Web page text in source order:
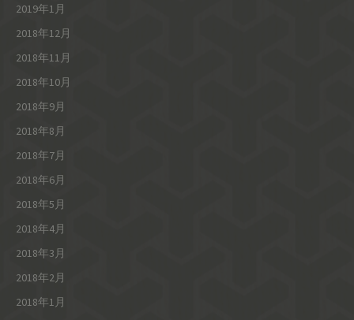
2019年1月
2018年12月
2018年11月
2018年10月
2018年9月
2018年8月
2018年7月
2018年6月
2018年5月
2018年4月
2018年3月
2018年2月
2018年1月